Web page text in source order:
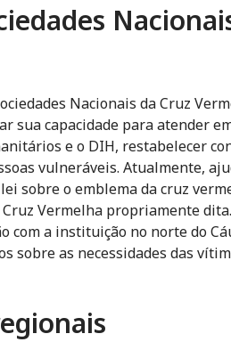
Nacionais da Cruz
sua capacidade para atender
e o DIH, restabelecer
vulneráveis. Atualmente,
sobre o emblema da cruz
Vermelha propriamente
com a instituição no norte do
sobre as necessidades das